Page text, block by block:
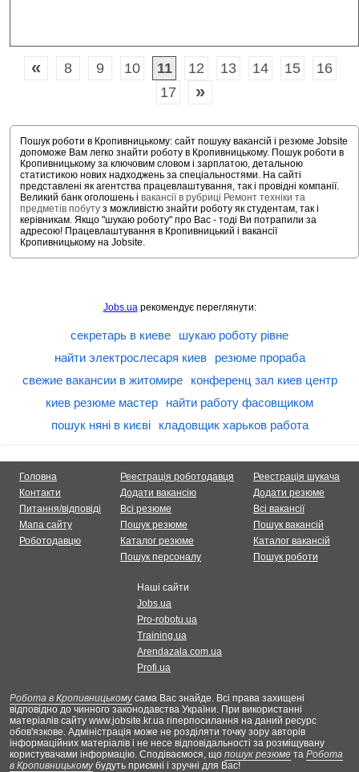
« 8 9 10 11 12 13 14 15
16
17
»
Пошук роботи в Кропивницькому: сайт пошуку вакансій і резюме Jobsite
допоможе Вам легко знайти роботу в Кропивницькому. Пошук роботи в
Кропивницькому за ключовим словом і зарплатою, детальною
статистикою нових надходжень за спеціальностями. На сайті
представлені як агентства працевлаштування, так і провідні компанії.
Великий банк оголошень і вакансії в рубриці Ремонт техніки та
предметів побуту з можливістю знайти роботу як студентам, так і
керівникам. Якщо "шукаю роботу" про Вас - тоді Ви потрапили за
адресою! Працевлаштування в Кропивницький і вакансії
Кропивницькому на Jobsite.
Jobs.uaрекомендує переглянути:
секретарь в киеве
шукаю роботу рівне
найти электрослесаря киев
резюме прораба
свежие вакансии в житомире
конференц зал киев центр
киев резюме мастер
найти работу фасовщиком
пошук няні в києві
кладовщик харьков работа
Головна
Контакти
Питання/відповіді
Мапа сайту
Роботодавцю
Реестрація роботодавця
Додати вакансію
Всі резюме
Пошук резюме
Каталог резюме
Пошук персоналу
Реестрація шукача
Додати резюме
Всі вакансії
Пошук вакансій
Каталог вакансій
Пошук роботи
Наші сайти
Jobs.ua
Pro-robotu.ua
Training.ua
Arendazala.com.ua
Profi.ua
Робота в Кропивницькомусама Вас знайде. Всі права захищені
відповідно до чинного законодавства України. При використанні
матеріалів сайту www.jobsite.kr.ua гіперпосилання на даний ресурс
обов'язкове. Адміністрація може не розділяти точку зору авторів
інформаційних матеріалів і не несе відповідальності за розміщувану
користувачами інформацію. Сподіваємося, що пошук резюме та Робота
в Кропивницькомубудуть приємні і зручні для Вас!